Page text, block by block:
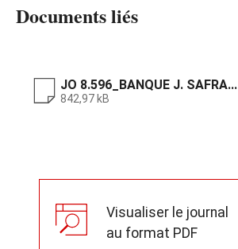
Documents liés
JO 8.596_BANQUE J. SAFRA...
842,97 kB
Visualiser le journal
au format PDF